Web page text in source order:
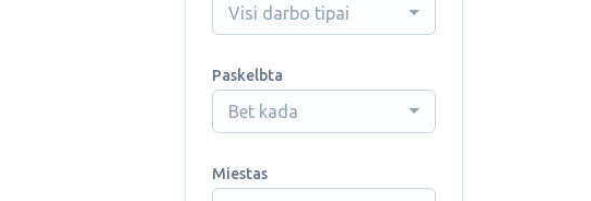
Visi darbo tipai
Paskelbta
Bet kada
Miestas